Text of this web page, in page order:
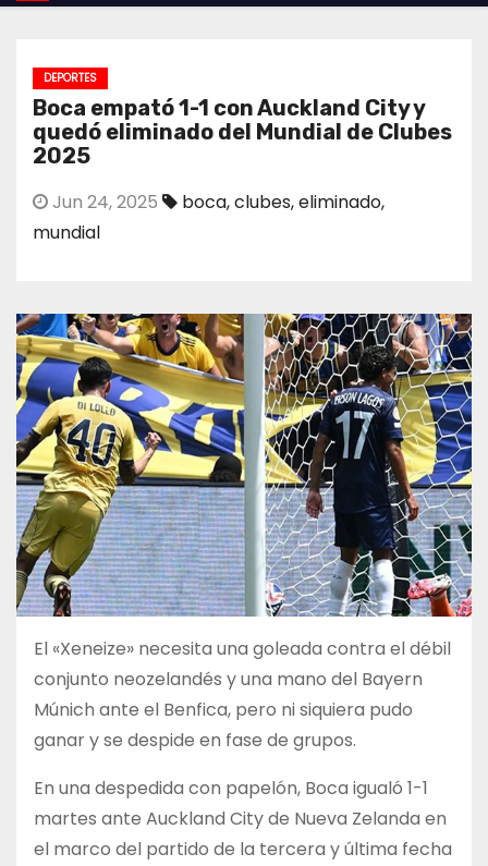
DEPORTES
Boca empató 1-1 con Auckland City y
quedó eliminado del Mundial de Clubes
2025
Jun 24, 2025 boca,clubes,eliminado,
mundial
El «Xeneize» necesita una goleada contra el débil
conjunto neozelandés y una mano del Bayern
Múnich ante el Benfica, pero ni siquiera pudo
ganar y se despide en fase de grupos.
En una despedida con papelón, Boca igualó 1-1
martes ante Auckland City de Nueva Zelanda en
el marco del partido de la tercera y última fecha